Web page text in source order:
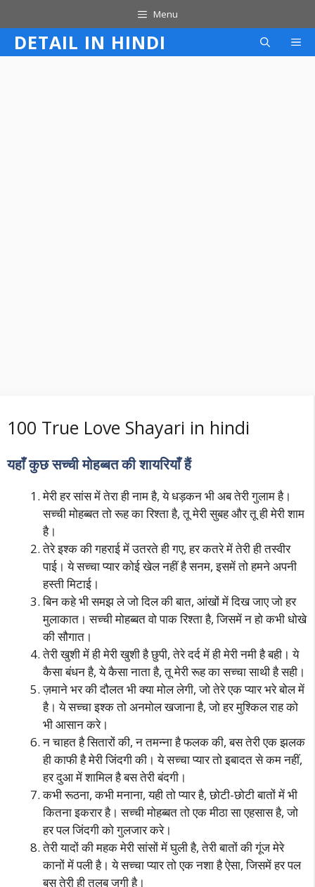
to
content
Menu
DETAIL IN HINDI
100 True Love Shayari in hindi
यहाँ कुछ सच्ची मोहब्बत की शायरियाँ हैं
मेरी हर सांस में तेरा ही नाम है, ये धड़कन भी अब तेरी गुलाम है।
सच्ची मोहब्बत तो रूह का रिश्ता है, तू मेरी सुबह और तू ही मेरी शाम
है।
तेरे इश्क की गहराई में उतरते ही गए, हर कतरे में तेरी ही तस्वीर
पाई। ये सच्चा प्यार कोई खेल नहीं है सनम, इसमें तो हमने अपनी
हस्ती मिटाई।
बिन कहे भी समझ ले जो दिल की बात, आंखों में दिख जाए जो हर
मुलाकात। सच्ची मोहब्बत वो पाक रिश्ता है, जिसमें न हो कभी धोखे
की सौगात।
तेरी खुशी में ही मेरी खुशी है छुपी, तेरे दर्द में ही मेरी नमी है बही। ये
कैसा बंधन है, ये कैसा नाता है, तू मेरी रूह का सच्चा साथी है सही।
ज़माने भर की दौलत भी क्या मोल लेगी, जो तेरे एक प्यार भरे बोल में
है। ये सच्चा इश्क तो अनमोल खजाना है, जो हर मुश्किल राह को
भी आसान करे।
न चाहत है सितारों की, न तमन्ना है फलक की, बस तेरी एक झलक
ही काफी है मेरी जिंदगी की। ये सच्चा प्यार तो इबादत से कम नहीं,
हर दुआ में शामिल है बस तेरी बंदगी।
कभी रूठना, कभी मनाना, यही तो प्यार है, छोटी-छोटी बातों में भी
कितना इकरार है। सच्ची मोहब्बत तो एक मीठा सा एहसास है, जो
हर पल जिंदगी को गुलजार करे।
तेरी यादों की महक मेरी सांसों में घुली है, तेरी बातों की गूंज मेरे
कानों में पली है। ये सच्चा प्यार तो एक नशा है ऐसा, जिसमें हर पल
बस तेरी ही तलब जगी है।